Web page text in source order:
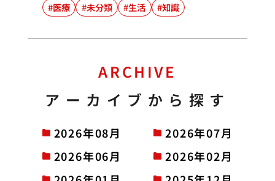
医療 未分類 生活 知識
ARCHIVE
アーカイブから探す
2026年08月
2026年07月
2026年06月
2026年02月